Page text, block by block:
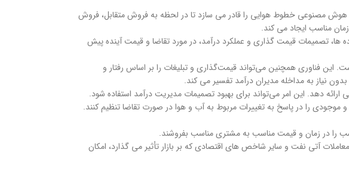
هوش مصنوعی خطوط هوایی را قادر می سازد تا در لحظه به فروش متقابل، فروش
مناسب ایجاد می کند.
تصمیمات قیمت گذاری و عملکرد درآمد، در مورد تقاضا و قیمت آینده پیش
این فناوری همچنین می‌تواند قیمت‌گذاری و تبلیغات را بر اساس رفتار و
نیاز به مداخله مدیران درآمد تفسیر می کند.
دهد. این امر می‌تواند برای بهبود تصمیمات مدیریت درآمد استفاده شود.
را در پاسخ به تغییرات مربوط به آب و هوا در صورت تقاضا تنظیم کنند.
را در زمان و قیمت مناسب به مشتری مناسب بفروشند.
معاملات آتی نفت و سایر شاخص های اقتصادی که بر بازار تأثیر می گذارد، امکان